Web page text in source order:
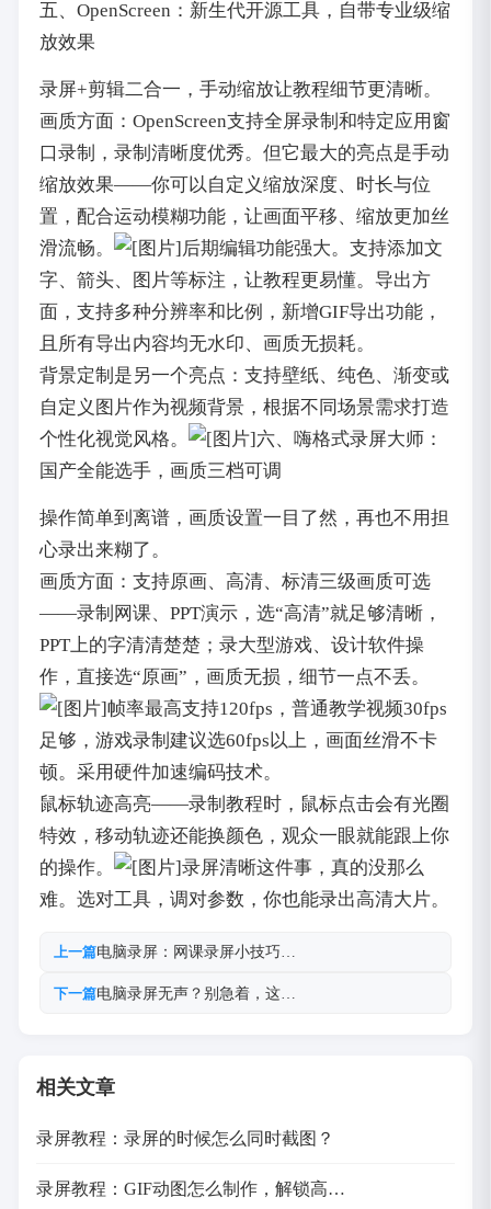
五、OpenScreen：新生代开源工具，自带专业级缩
放效果
录屏+剪辑二合一，手动缩放让教程细节更清晰。
画质方面：OpenScreen支持全屏录制和特定应用窗
口录制，录制清晰度优秀。但它最大的亮点是手动
缩放效果——你可以自定义缩放深度、时长与位
置，配合运动模糊功能，让画面平移、缩放更加丝
滑流畅。
后期编辑功能强大。支持添加文
字、箭头、图片等标注，让教程更易懂。导出方
面，支持多种分辨率和比例，新增GIF导出功能，
且所有导出内容均无水印、画质无损耗。
背景定制是另一个亮点：支持壁纸、纯色、渐变或
自定义图片作为视频背景，根据不同场景需求打造
个性化视觉风格。
六、嗨格式录屏大师：
国产全能选手，画质三档可调
操作简单到离谱，画质设置一目了然，再也不用担
心录出来糊了。
画质方面：支持原画、高清、标清三级画质可选
——录制网课、PPT演示，选“高清”就足够清晰，
PPT上的字清清楚楚；录大型游戏、设计软件操
作，直接选“原画”，画质无损，细节一点不丢。
帧率最高支持120fps，普通教学视频30fps
足够，游戏录制建议选60fps以上，画面丝滑不卡
顿。采用硬件加速编码技术。
鼠标轨迹高亮——录制教程时，鼠标点击会有光圈
特效，移动轨迹还能换颜色，观众一眼就能跟上你
的操作。
录屏清晰这件事，真的没那么
难。选对工具，调对参数，你也能录出高清大片。
上一篇电脑录屏：网课录屏小技巧…
下一篇电脑录屏无声？别急着，这…
相关文章
录屏教程：录屏的时候怎么同时截图？
录屏教程：GIF动图怎么制作，解锁高…